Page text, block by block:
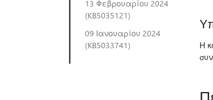
13 Φεβρουαρίου 2024
(KB5035121)
09 Ιανουαρίου 2024
(KB5033741)
Η